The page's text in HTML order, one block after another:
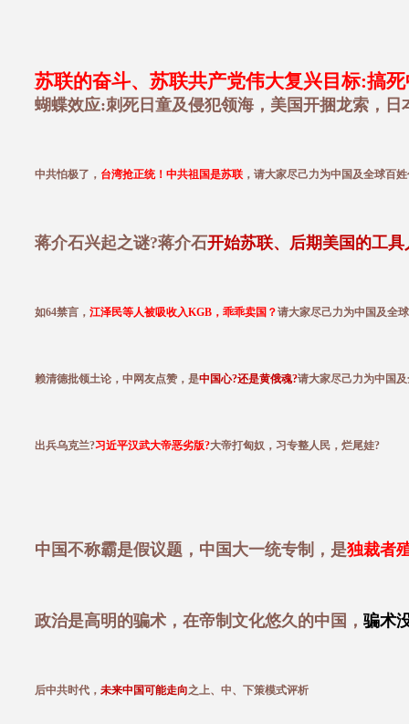
苏联的奋斗、苏联共产党伟大复兴目标:搞
蝴蝶效应:刺死日童及侵犯领海，美国开捆龙索，日
中共怕极了， 台湾抢正统！中共祖国是苏联 ，请大家尽己力为中国及全球百
蒋介石兴起之谜?蒋介石开始苏联、后期美国的工具
如64禁言， 江泽民等人被吸收入KGB，乖乖卖国？请大家尽己力为中国及全
赖清德批领土论，中网友点赞，是中国心?还是黄俄魂?请大家尽己力为中国
出兵乌克兰?习近平汉武大帝恶劣版?大帝打匈奴，习专整人民，烂尾娃?
中国不称霸是假议题，中国大一统专制，是独裁者
政治是高明的骗术，在帝制文化悠久的中国， 骗术
后中共时代， 未来中国可能走向之上、中、下策模式评析